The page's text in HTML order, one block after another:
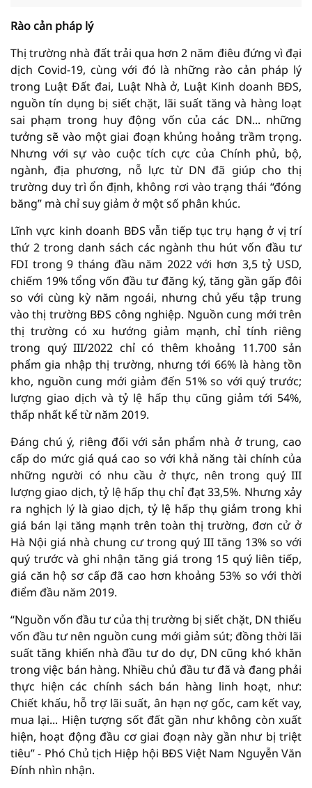
Rào cản pháp lý
Thị trường nhà đất trải qua hơn 2 năm điêu đứng vì đại
dịch Covid-19, cùng với đó là những rào cản pháp lý
trong Luật Đất đai, Luật Nhà ở, Luật Kinh doanh BĐS,
nguồn tín dụng bị siết chặt, lãi suất tăng và hàng loạt
sai phạm trong huy động vốn của các DN... những
tưởng sẽ vào một giai đoạn khủng hoảng trầm trọng.
Nhưng với sự vào cuộc tích cực của Chính phủ, bộ,
ngành, địa phương, nỗ lực từ DN đã giúp cho thị
trường duy trì ổn định, không rơi vào trạng thái “đóng
băng” mà chỉ suy giảm ở một số phân khúc.
Lĩnh vực kinh doanh BĐS vẫn tiếp tục trụ hạng ở vị trí
thứ 2 trong danh sách các ngành thu hút vốn đầu tư
FDI trong 9 tháng đầu năm 2022 với hơn 3,5 tỷ USD,
chiếm 19% tổng vốn đầu tư đăng ký, tăng gần gấp đôi
so với cùng kỳ năm ngoái, nhưng chủ yếu tập trung
vào thị trường BĐS công nghiệp. Nguồn cung mới trên
thị trường có xu hướng giảm mạnh, chỉ tính riêng
trong quý III/2022 chỉ có thêm khoảng 11.700 sản
phẩm gia nhập thị trường, nhưng tới 66% là hàng tồn
kho, nguồn cung mới giảm đến 51% so với quý trước;
lượng giao dịch và tỷ lệ hấp thụ cũng giảm tới 54%,
thấp nhất kể từ năm 2019.
Đáng chú ý, riêng đối với sản phẩm nhà ở trung, cao
cấp do mức giá quá cao so với khả năng tài chính của
những người có nhu cầu ở thực, nên trong quý III
lượng giao dịch, tỷ lệ hấp thụ chỉ đạt 33,5%. Nhưng xảy
ra nghịch lý là giao dịch, tỷ lệ hấp thụ giảm trong khi
giá bán lại tăng mạnh trên toàn thị trường, đơn cử ở
Hà Nội giá nhà chung cư trong quý III tăng 13% so với
quý trước và ghi nhận tăng giá trong 15 quý liên tiếp,
giá căn hộ sơ cấp đã cao hơn khoảng 53% so với thời
điểm đầu năm 2019.
“Nguồn vốn đầu tư của thị trường bị siết chặt, DN thiếu
vốn đầu tư nên nguồn cung mới giảm sút; đồng thời lãi
suất tăng khiến nhà đầu tư do dự, DN cũng khó khăn
trong việc bán hàng. Nhiều chủ đầu tư đã và đang phải
thực hiện các chính sách bán hàng linh hoạt, như:
Chiết khấu, hỗ trợ lãi suất, ân hạn nợ gốc, cam kết vay,
mua lại... Hiện tượng sốt đất gần như không còn xuất
hiện, hoạt động đầu cơ giai đoạn này gần như bị triệt
tiêu” - Phó Chủ tịch Hiệp hội BĐS Việt Nam Nguyễn Văn
Đính nhìn nhận.